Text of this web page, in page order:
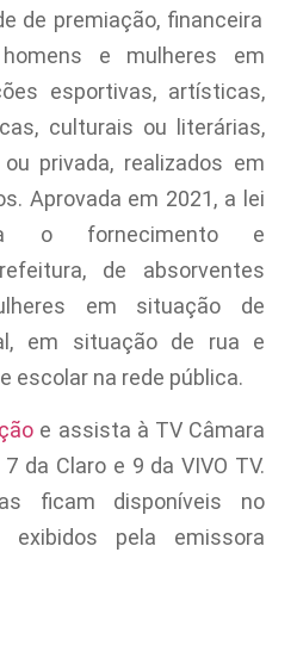
de premiação, financeira
e mulheres em
esportivas, artísticas,
culturais ou literárias,
privada, realizados em
Aprovada em 2021, a lei
o fornecimento e
de absorventes
em situação de
em situação de rua e
escolar na rede pública.
e assista à TV Câmara
da Claro e 9 da VIVO TV.
ficam disponíveis no
pela emissora